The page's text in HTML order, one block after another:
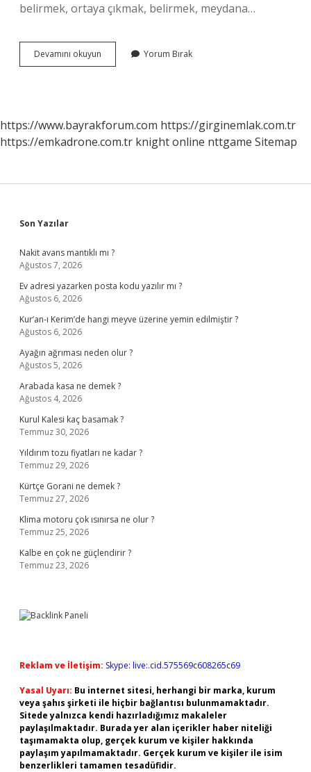
belirmek, ortaya çıkmak, belirmek, meydana…
Devamını okuyun
Tezahürü
Yorum Bırak
https://www.bayrakforum.com https://girginemlak.com.tr
https://emkadrone.com.tr knight online nttgame Sitemap
Sidebar
Son Yazılar
Nakit avans mantıklı mı ?
Ağustos 7, 2026
Ev adresi yazarken posta kodu yazılır mı ?
Ağustos 6, 2026
Kur’an-ı Kerim’de hangi meyve üzerine yemin edilmiştir ?
Ağustos 6, 2026
Ayağın ağrıması neden olur ?
Ağustos 5, 2026
Arabada kasa ne demek ?
Ağustos 4, 2026
Kurul Kalesi kaç basamak ?
Temmuz 30, 2026
Yıldırım tozu fiyatları ne kadar ?
Temmuz 29, 2026
Kürtçe Gorani ne demek ?
Temmuz 27, 2026
Klima motoru çok ısınırsa ne olur ?
Temmuz 25, 2026
Kalbe en çok ne güçlendirir ?
Temmuz 23, 2026
Reklam ve İletişim: Skype: live:.cid.575569c608265c69
Yasal Uyarı: Bu internet sitesi, herhangi bir marka, kurum
veya şahıs şirketi ile hiçbir bağlantısı bulunmamaktadır.
Sitede yalnızca kendi hazırladığımız makaleler
paylaşılmaktadır. Burada yer alan içerikler haber niteliği
taşımamakta olup, gerçek kurum ve kişiler hakkında
paylaşım yapılmamaktadır. Gerçek kurum ve kişiler ile isim
benzerlikleri tamamen tesadüfidir.